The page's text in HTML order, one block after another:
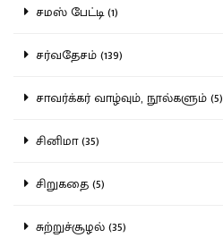
சமஸ் பேட்டி (1)
சர்வதேசம் (139)
சாவர்க்கர் வாழ்வும், நூல்களும் (5)
சினிமா (35)
சிறுகதை (5)
சுற்றுச்சூழல் (35)